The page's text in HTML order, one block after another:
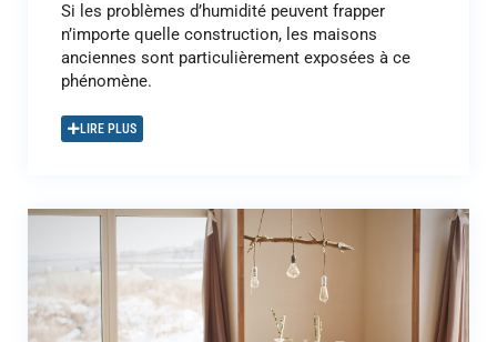
Si les problèmes d’humidité peuvent frapper
n’importe quelle construction, les maisons
anciennes sont particulièrement exposées à ce
phénomène.
LIRE PLUS